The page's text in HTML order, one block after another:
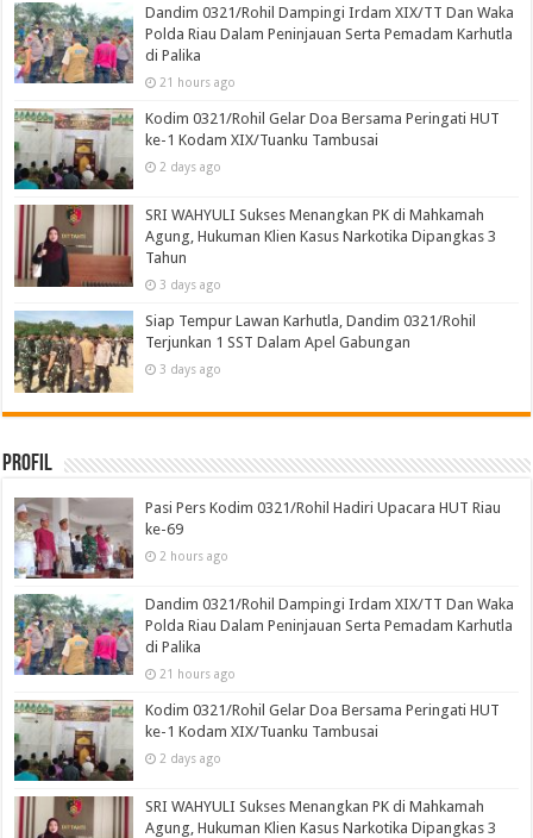
Dandim 0321/Rohil Dampingi Irdam XIX/TT Dan Waka
Polda Riau Dalam Peninjauan Serta Pemadam Karhutla
di Palika
21 hours ago
Kodim 0321/Rohil Gelar Doa Bersama Peringati HUT
ke-1 Kodam XIX/Tuanku Tambusai
2 days ago
SRI WAHYULI Sukses Menangkan PK di Mahkamah
Agung, Hukuman Klien Kasus Narkotika Dipangkas 3
Tahun
3 days ago
Siap Tempur Lawan Karhutla, Dandim 0321/Rohil
Terjunkan 1 SST Dalam Apel Gabungan
3 days ago
Profil
Pasi Pers Kodim 0321/Rohil Hadiri Upacara HUT Riau
ke-69
2 hours ago
Dandim 0321/Rohil Dampingi Irdam XIX/TT Dan Waka
Polda Riau Dalam Peninjauan Serta Pemadam Karhutla
di Palika
21 hours ago
Kodim 0321/Rohil Gelar Doa Bersama Peringati HUT
ke-1 Kodam XIX/Tuanku Tambusai
2 days ago
SRI WAHYULI Sukses Menangkan PK di Mahkamah
Agung, Hukuman Klien Kasus Narkotika Dipangkas 3